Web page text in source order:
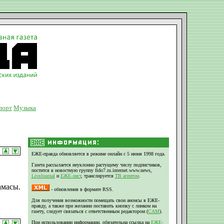
Музыка
ЕЖЕ-правда обновляется в режиме онлайн с 5 июня 1998 года.
Газета рассылается неуклонно растущему числу подписчиков,
постится в новостную группу fido7.ru.internet.www.news,
LiveJournal и ЕЖЕ-лист, транслируется ТВ агентом.
- обновления в формате RSS.
Для получения возможности помещать свои анонсы в ЕЖЕ-
правду, а также при желании поставить кнопку с линком на
газету, следует связаться с ответственным редактором (CAM).
При использовании информации, обязательна ссылка на ЕЖЕ-